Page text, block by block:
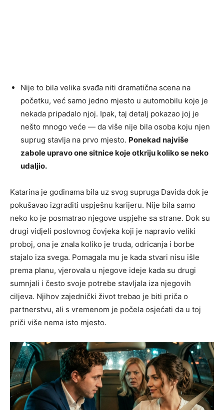
Nije to bila velika svađa niti dramatična scena na
početku, već samo jedno mjesto u automobilu koje je
nekada pripadalo njoj. Ipak, taj detalj pokazao joj je
nešto mnogo veće — da više nije bila osoba koju njen
suprug stavlja na prvo mjesto. Ponekad najviše
zabole upravo one sitnice koje otkriju koliko se neko
udaljio.
Katarina je godinama bila uz svog supruga Davida dok je
pokušavao izgraditi uspješnu karijeru. Nije bila samo
neko ko je posmatrao njegove uspjehe sa strane. Dok su
drugi vidjeli poslovnog čovjeka koji je napravio veliki
proboj, ona je znala koliko je truda, odricanja i borbe
stajalo iza svega. Pomagala mu je kada stvari nisu išle
prema planu, vjerovala u njegove ideje kada su drugi
sumnjali i često svoje potrebe stavljala iza njegovih
ciljeva. Njihov zajednički život trebao je biti priča o
partnerstvu, ali s vremenom je počela osjećati da u toj
priči više nema isto mjesto.